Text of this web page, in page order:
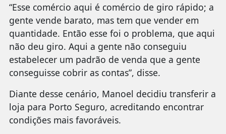
“Esse comércio aqui é comércio de giro rápido; a
gente vende barato, mas tem que vender em
quantidade. Então esse foi o problema, que aqui
não deu giro. Aqui a gente não conseguiu
estabelecer um padrão de venda que a gente
conseguisse cobrir as contas”, disse.
Diante desse cenário, Manoel decidiu transferir a
loja para Porto Seguro, acreditando encontrar
condições mais favoráveis.